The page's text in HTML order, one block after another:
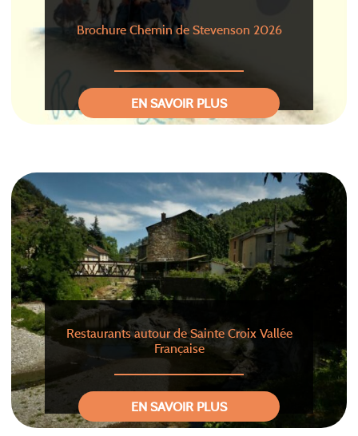
Brochure Chemin de Stevenson 2026
EN SAVOIR PLUS
Restaurants autour de Sainte Croix Vallée
Française
EN SAVOIR PLUS